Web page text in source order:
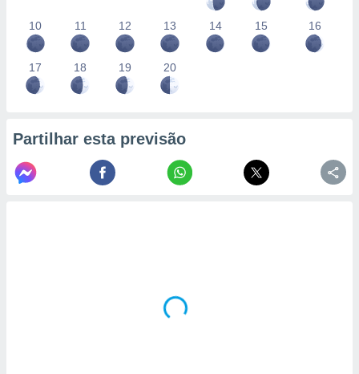
10 11 12 13 14 15 16
17 18 19 20
Partilhar esta previsão